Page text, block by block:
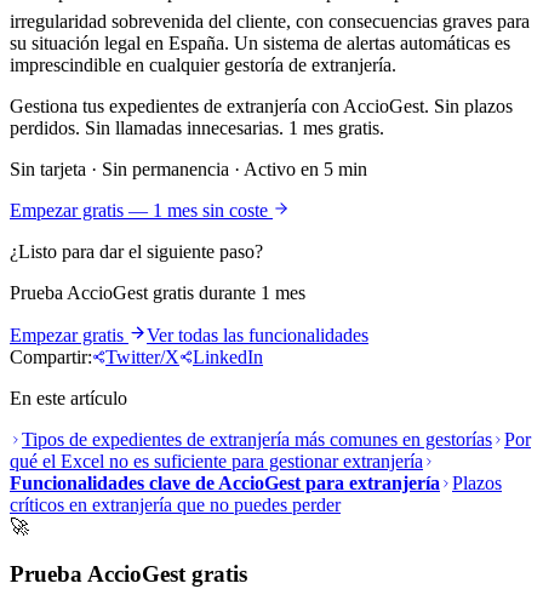
irregularidad sobrevenida del cliente, con consecuencias graves para
su situación legal en España. Un sistema de alertas automáticas es
imprescindible en cualquier gestoría de extranjería.
Gestiona tus expedientes de extranjería con AccioGest. Sin plazos
perdidos. Sin llamadas innecesarias. 1 mes gratis.
Sin tarjeta · Sin permanencia · Activo en 5 min
Empezar gratis — 1 mes sin coste
¿Listo para dar el siguiente paso?
Prueba AccioGest gratis durante 1 mes
Empezar gratis
Ver todas las funcionalidades
Compartir:
Twitter/X
LinkedIn
En este artículo
Tipos de expedientes de extranjería más comunes en gestorías Por
qué el Excel no es suficiente para gestionar extranjería
Funcionalidades clave de AccioGest para extranjería
Plazos
críticos en extranjería que no puedes perder
🚀
Prueba AccioGest gratis